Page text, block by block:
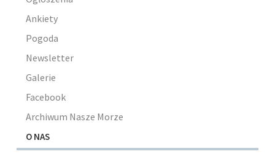
Ankiety
Pogoda
Newsletter
Galerie
Facebook
Archiwum Nasze Morze
O NAS